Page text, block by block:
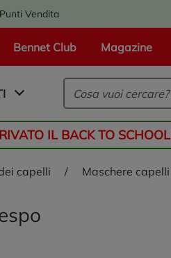
Punti Vendita
Bennet Club Magazine
IL BACK TO
capelli / maschere